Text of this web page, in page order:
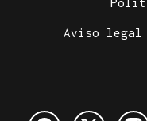
Aviso legal